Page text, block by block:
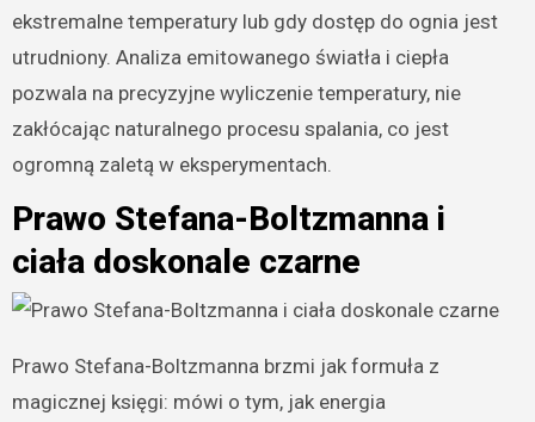
ekstremalne temperatury lub gdy dostęp do ognia jest
utrudniony. Analiza emitowanego światła i ciepła
pozwala na precyzyjne wyliczenie temperatury, nie
zakłócając naturalnego procesu spalania, co jest
ogromną zaletą w eksperymentach.
Prawo Stefana-Boltzmanna i
ciała doskonale czarne
Prawo Stefana-Boltzmanna brzmi jak formuła z
magicznej księgi: mówi o tym, jak energia